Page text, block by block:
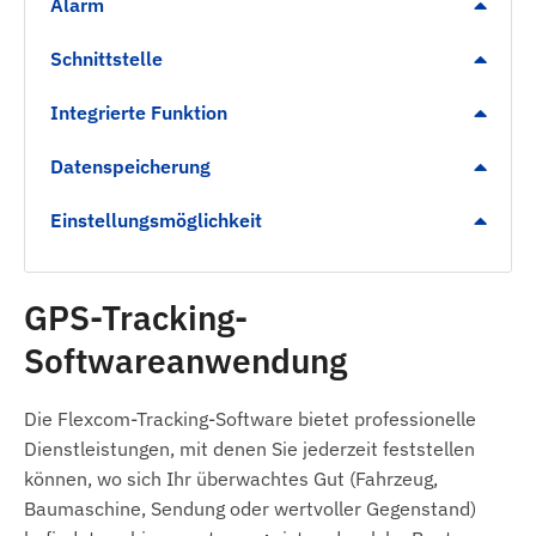
energiesparende Schlafmodi.
Sicherheitsalarme
Abnehm-Alarm:Sendet eine sofortige
befestigten Metalloberfläche entfernt wird.
Bewegungserkennung aus dem Stand.
Digitaler Zaun (Geofencing): Verlassen oder
Packungsinhalt
Ningmore NT19S-E 4G LTE magnetischer GPS-
Tracker
Schnittstelle
Integrierte Funktion
Datenspeicherung
Einstellungsmöglichkeit
GPS-Tracking-
Softwareanwendung
Die Flexcom-Tracking-Software bietet professionelle
Dienstleistungen, mit denen Sie jederzeit feststellen
können, wo sich Ihr überwachtes Gut (Fahrzeug,
Baumaschine, Sendung oder wertvoller Gegenstand)